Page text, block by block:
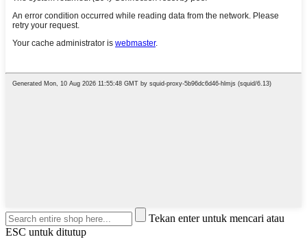
Tekan enter untuk mencari atau
ESC untuk ditutup